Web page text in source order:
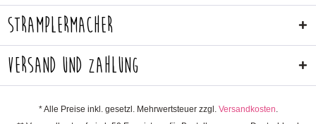
Stramplermacher
Versand und Zahlung
* Alle Preise inkl. gesetzl. Mehrwertsteuer zzgl. Versandkosten.